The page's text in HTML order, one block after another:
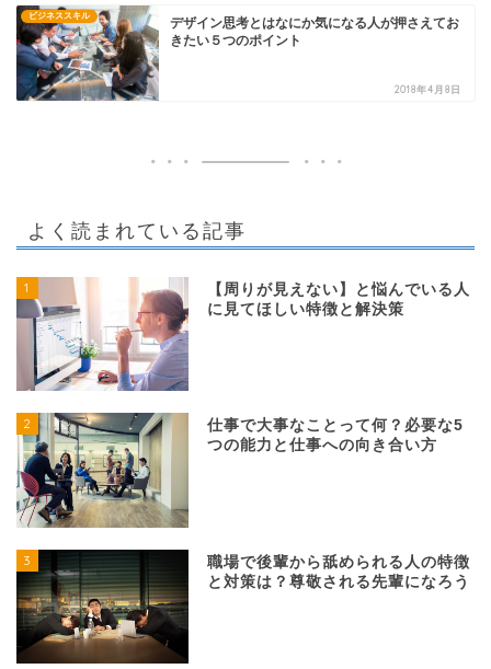
ビジネススキル
デザイン思考とはなにか気になる人が押さえてお
きたい５つのポイント
2018年4月8日
よく読まれている記事
1
【周りが見えない】と悩んでいる人
に見てほしい特徴と解決策
2
仕事で大事なことって何？必要な5
つの能力と仕事への向き合い方
3
職場で後輩から舐められる人の特徴
と対策は？尊敬される先輩になろう